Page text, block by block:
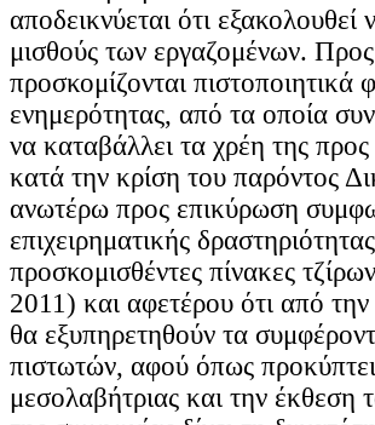
αποδεικνύεται ότι
μισθούς των εργαζομένων.
προσκομίζονται πιστοποιητικά
ενημερότητας, από τα οποία
να καταβάλλει τα χρέη της
κατά την κρίση του παρόντος
ανωτέρω προς επικύρωση
επιχειρηματικής
προσκομισθέντες πίνακες
2011) και αφετέρου ότι από
θα εξυπηρετηθούν τα
πιστωτών, αφού όπως
μεσολαβήτριας και την